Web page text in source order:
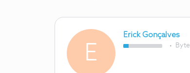
E
Erick Gonçalves
Byte